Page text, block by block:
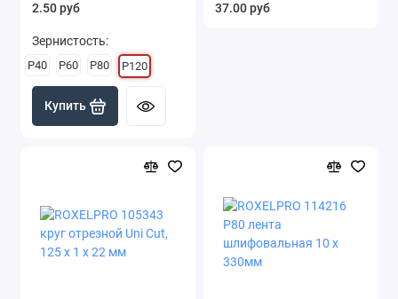
2.50 руб
Зернистость:
P40 P60 P80 P120
Купить
37.00 руб